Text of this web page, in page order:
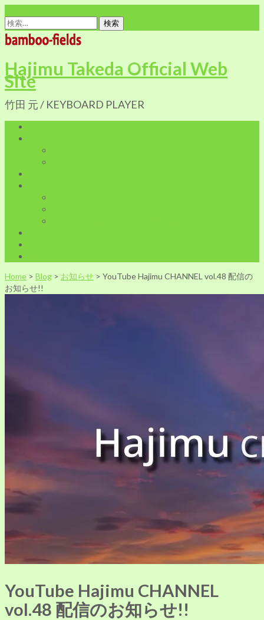
検
索:
Hajimu Takeda Official Web
Site
竹田 元 / KEYBOARD PLAYER
Home > Blog > お知らせ > YouTube Hajimu CHANNEL vol.48 配信の
お知らせ!!
YouTube Hajimu CHANNEL
vol.48 配信のお知らせ!!